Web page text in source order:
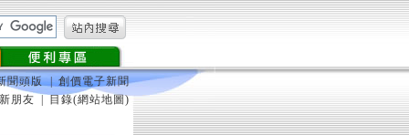
聞頭版 | 創價電子新聞
朋友
目錄(網站地圖)